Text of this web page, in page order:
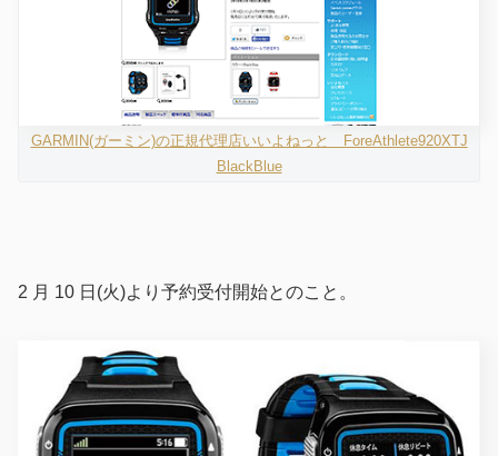
GARMIN(ガーミン)の正規代理店いいよねっと ForeAthlete920XTJ
BlackBlue
2 月 10 日(火)より予約受付開始とのこと。